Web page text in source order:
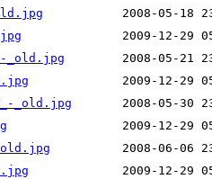
_old.jpg
_old.jpg